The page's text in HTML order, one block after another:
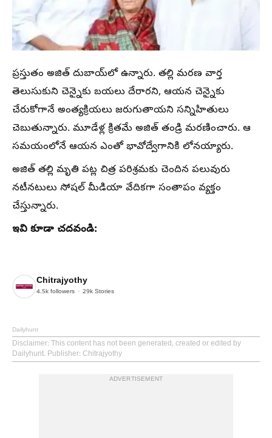
ప్రస్తుతం అజిత్‌ దుబాయ్‌లో ఉన్నారు. తల్లి మరణ వార్త
తెలుసుకుని చెన్నైకు బయలు దేరారని, ఆయన చెన్నైకు
చేరుకోగానే అంత్యక్రియలు జరుగుతాయని సన్నిహితులు
చెబుతున్నారు. మూడేళ్ల క్రితమే అజిత్‌ తండ్రి మరణించారు. ఆ
సమయంలోనే ఆయన ఎంతో భావోద్వేగానికి లోనయ్యారు.
అజిత్ తల్లి మృతి పట్ల చిత్ర పరిశ్రమకు చెందిన పలువురు
నటీనటులు సోషల్ మీడియా వేదికగా సంతాపం వ్యక్తం
చేస్తున్నారు.
ఇవి కూడా చదవండి:
Chitrajyothy
4.5k followers 29k Stories
Dailyhunt
Disclaimer: This content has not been generated, created or edited by
Dailyhunt. Publisher: Chitrajyothy
ADVERTISEMENT